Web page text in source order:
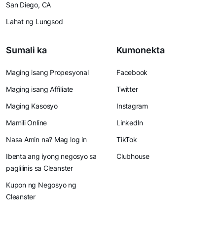
San Diego, CA
Lahat ng Lungsod
Sumali ka
Maging isang Propesyonal
Maging isang Affiliate
Maging Kasosyo
Mamili Online
Nasa Amin na? Mag log in
Ibenta ang iyong negosyo sa
paglilinis sa Cleanster
Kupon ng Negosyo ng
Cleanster
Kumonekta
Facebook
Twitter
Instagram
LinkedIn
TikTok
Clubhouse